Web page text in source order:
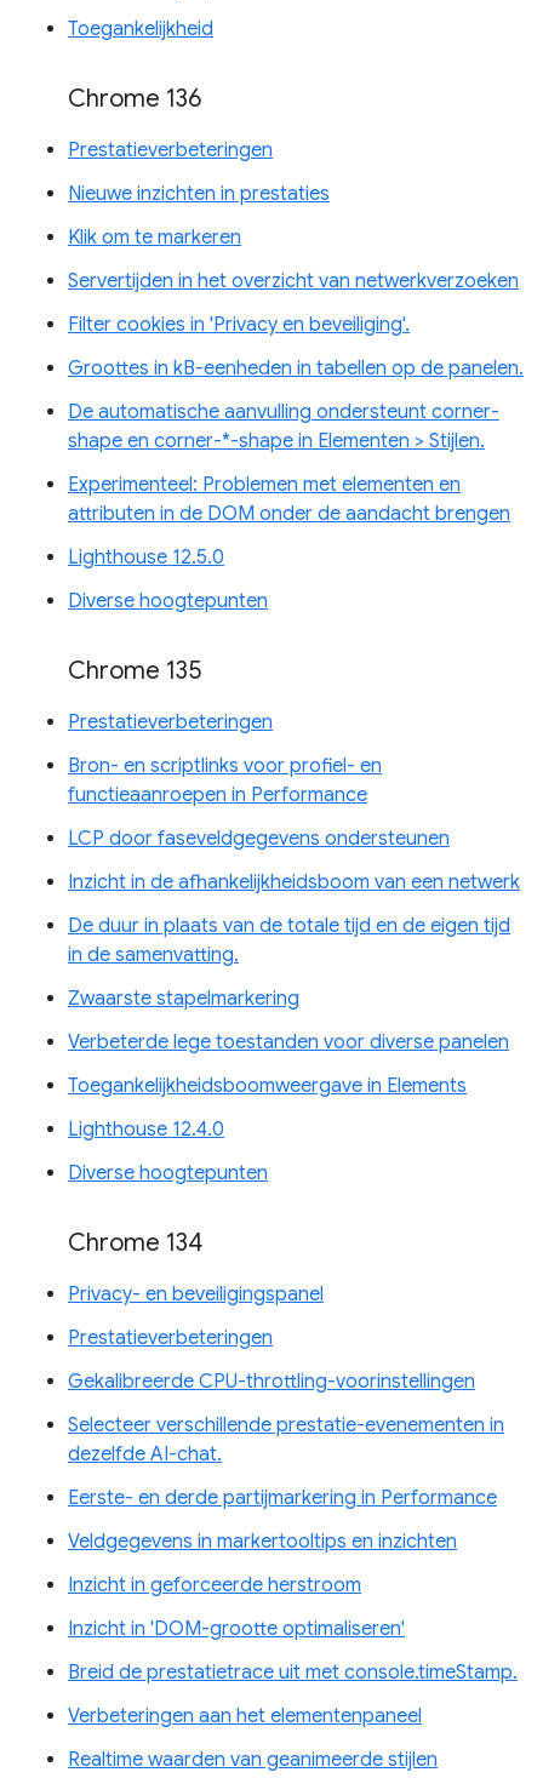
Toegankelijkheid
Chrome 136
Prestatieverbeteringen
Nieuwe inzichten in prestaties
Klik om te markeren
Servertijden in het overzicht van netwerkverzoeken
Filter cookies in 'Privacy en beveiliging'.
Groottes in kB-eenheden in tabellen op de panelen.
De automatische aanvulling ondersteunt corner-
shape en corner-*-shape in Elementen > Stijlen.
Experimenteel: Problemen met elementen en
attributen in de DOM onder de aandacht brengen
Lighthouse 12.5.0
Diverse hoogtepunten
Chrome 135
Prestatieverbeteringen
Bron- en scriptlinks voor profiel- en
functieaanroepen in Performance
LCP door faseveldgegevens ondersteunen
Inzicht in de afhankelijkheidsboom van een netwerk
De duur in plaats van de totale tijd en de eigen tijd
in de samenvatting.
Zwaarste stapelmarkering
Verbeterde lege toestanden voor diverse panelen
Toegankelijkheidsboomweergave in Elements
Lighthouse 12.4.0
Diverse hoogtepunten
Chrome 134
Privacy- en beveiligingspanel
Prestatieverbeteringen
Gekalibreerde CPU-throttling-voorinstellingen
Selecteer verschillende prestatie-evenementen in
dezelfde AI-chat.
Eerste- en derde partijmarkering in Performance
Veldgegevens in markertooltips en inzichten
Inzicht in geforceerde herstroom
Inzicht in 'DOM-grootte optimaliseren'
Breid de prestatietrace uit met console.timeStamp.
Verbeteringen aan het elementenpaneel
Realtime waarden van geanimeerde stijlen